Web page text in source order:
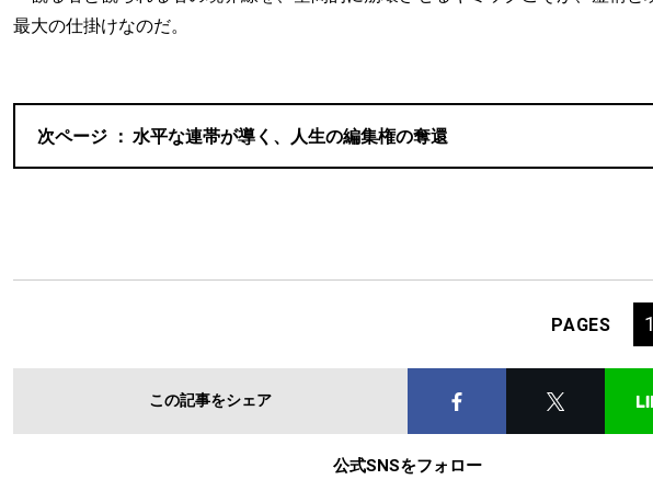
最大の仕掛けなのだ。
水平な連帯が導く、人生の編集権の奪還
PAGES 1
この記事をシェア
公式SNSをフォロー